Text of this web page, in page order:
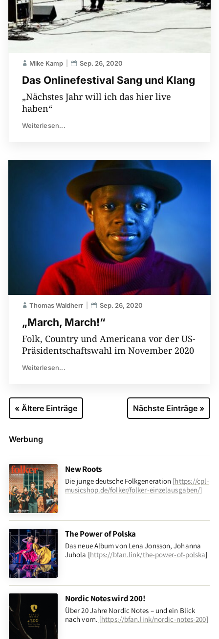
Das Onlinefestival Sang und Klang
Mike Kamp Sep. 26, 2020
„Nächstes Jahr will ich das hier live
haben“
Weiterlesen...
„March, March!“
Thomas Waldherr Sep. 26, 2020
Folk, Country und Americana vor der US-
Präsidentschaftswahl im November 2020
Weiterlesen...
« Ältere Einträge Nächste Einträge »
Werbung
New Roots
Die junge deutsche Folkgeneration [https://cpl-
musicshop.de/folker/folker-einzelausgaben/]
The Power of Polska
Das neue Album von Lena Jonsson, Johanna
Juhola [https://bfan.link/the-power-of-polska]
Nordic Notes wird 200!
Über 20 Jahre Nordic Notes – und ein Blick
nach vorn. [https://bfan.link/nordic-notes-200]